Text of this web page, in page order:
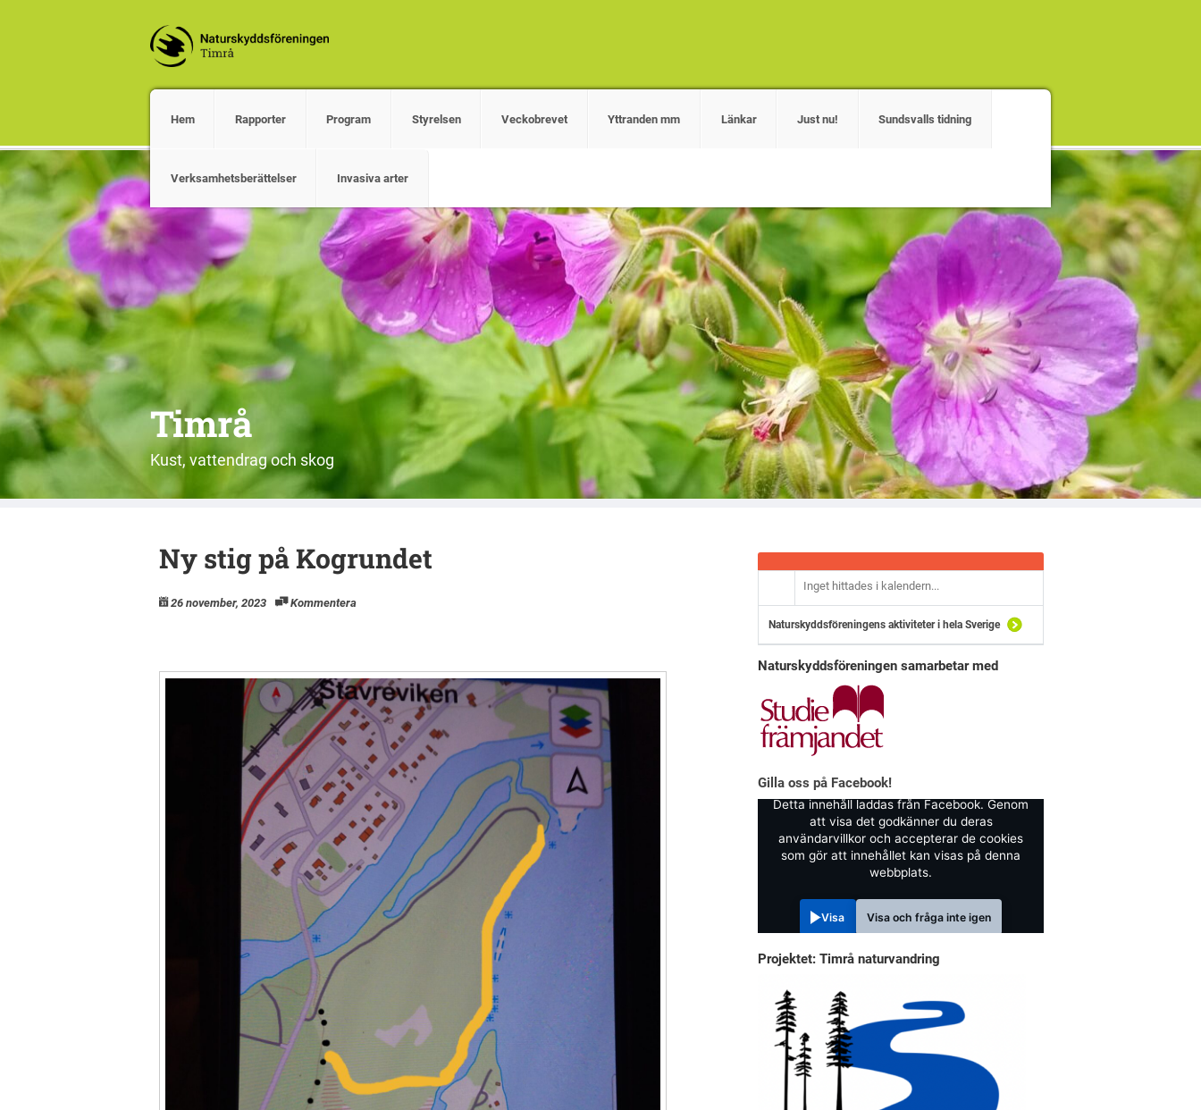
Hem Rapporter Program Styrelsen Veckobrevet Yttranden mm Länkar Just nu! Sundsvalls tidning
Verksamhetsberättelser Invasiva arter
Timrå
Kust, vattendrag och skog
Ny stig på Kogrundet
26 november, 2023 Kommentera
Inget hittades i kalendern...
Naturskyddsföreningens aktiviteter i hela Sverige
Naturskyddsföreningen samarbetar med
Gilla oss på Facebook!
Detta innehåll laddas från Facebook. Genom
att visa det godkänner du deras
användarvillkor och accepterar de cookies
som gör att innehållet kan visas på denna
webbplats.
Visa Visa och fråga inte igen
Projektet: Timrå naturvandring